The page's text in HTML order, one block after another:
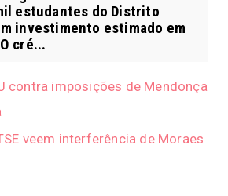
estudantes do Distrito
investimento estimado em
cré...
contra imposições de Mendonça
veem interferência de Moraes